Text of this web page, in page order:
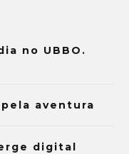
no UBBO.
aventura
digital